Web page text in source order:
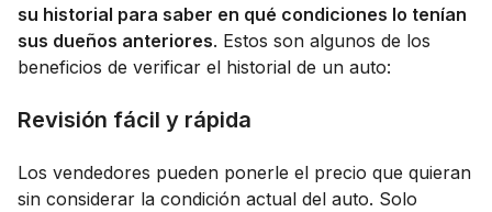
su historial para saber en qué condiciones lo tenían
sus dueños anteriores. Estos son algunos de los
beneficios de verificar el historial de un auto:
Revisión fácil y rápida
Los vendedores pueden ponerle el precio que quieran
sin considerar la condición actual del auto. Solo